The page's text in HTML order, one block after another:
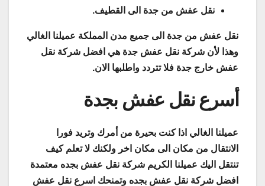
نقل عفش من جدة الى القطيف.
نقل عفش من جدة الى جميع مدن المملكة عميلنا الغالي
وهذا لأن شركة نقل عفش جدة هي افضل شركة نقل
عفش خارج جدة فلا تتردد واطلبها الان.
أسرع نقل عفش بجدة
عميلنا الغالي اذا كنت بحيرة من أمرك وتريد فورا
الانتقال من مكان الى مكان اخر ولكنك لا تعلم كيف
تنتقل اليك عميلنا الكريم شركة نقل عفش بجده معتمدة
افضل شركة نقل عفش بجده وتمنحك اسرع نقل عفش